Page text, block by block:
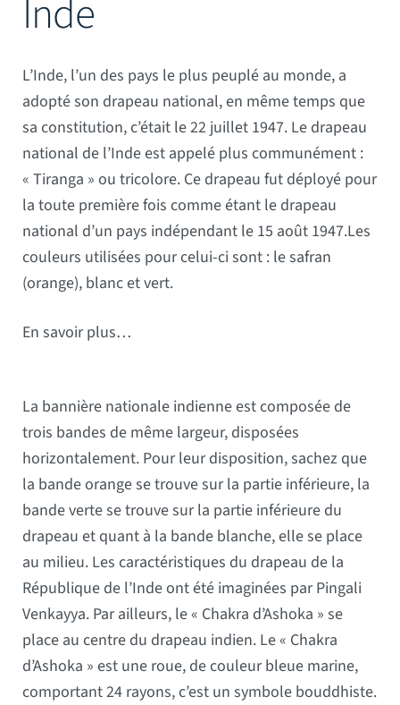
Mâts
Inde
L’Inde, l’un des pays le plus peuplé au monde, a
adopté son drapeau national, en même temps que
sa constitution, c’était le 22 juillet 1947. Le drapeau
national de l’Inde est appelé plus communément :
« Tiranga » ou tricolore. Ce drapeau fut déployé pour
la toute première fois comme étant le drapeau
national d’un pays indépendant le 15 août 1947.Les
couleurs utilisées pour celui-ci sont : le safran
(orange), blanc et vert.
En savoir plus…
La bannière nationale indienne est composée de
trois bandes de même largeur, disposées
horizontalement. Pour leur disposition, sachez que
la bande orange se trouve sur la partie inférieure, la
bande verte se trouve sur la partie inférieure du
drapeau et quant à la bande blanche, elle se place
au milieu. Les caractéristiques du drapeau de la
République de l’Inde ont été imaginées par Pingali
Venkayya. Par ailleurs, le « Chakra d’Ashoka » se
place au centre du drapeau indien. Le « Chakra
d’Ashoka » est une roue, de couleur bleue marine,
comportant 24 rayons, c’est un symbole bouddhiste.